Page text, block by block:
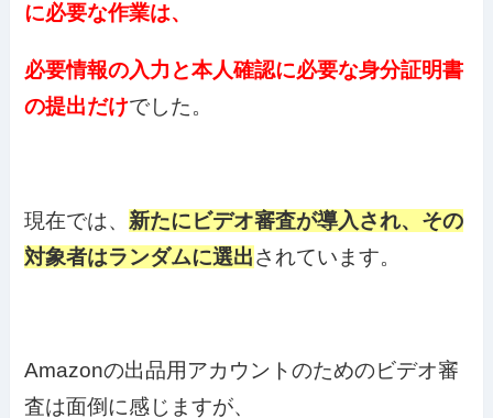
に必要な作業は、
必要情報の入力と本人確認に必要な身分証明書
の提出だけでした。
現在では、 新たにビデオ審査が導入され、その
対象者はランダムに選出されています。
Amazonの出品用アカウントのためのビデオ審
査は面倒に感じますが、